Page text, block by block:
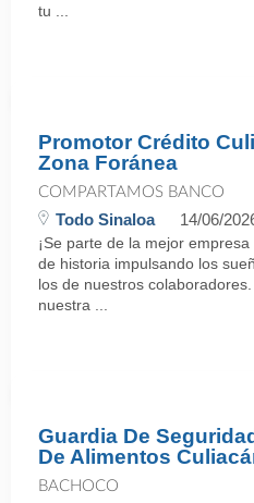
tu ...
Promotor Crédito
Zona Foránea
COMPARTAMOS BANCO
Todo Sinaloa 14/06/
¡Se parte de la mejor
de historia impulsando los
los de nuestros
nuestra ...
Guardia De
De Alimentos
BACHOCO